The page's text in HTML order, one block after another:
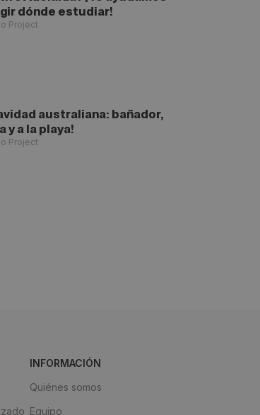
dónde estudiar!
Project
australiana: bañador,
y a la playa!
Project
INFORMACIÓN
Quiénes somos
Equipo